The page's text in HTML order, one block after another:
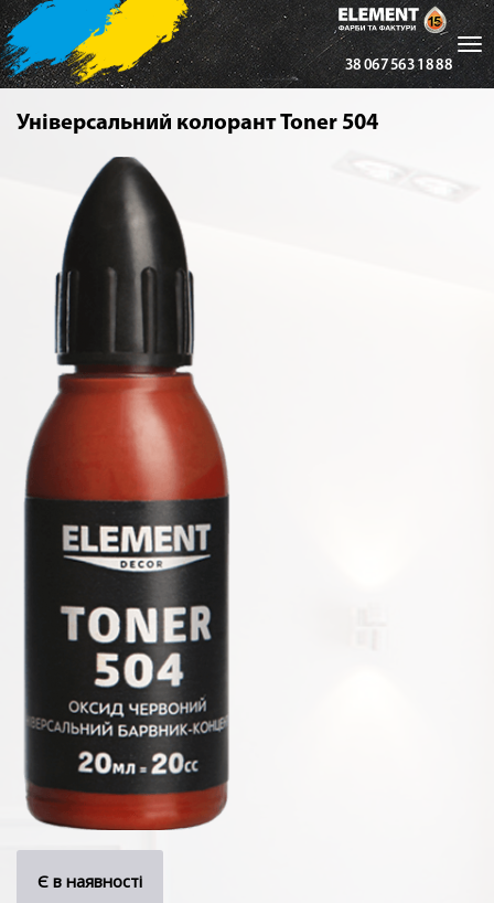
38 067 563 18 88
Універсальний колорант Toner 504
Є в наявності